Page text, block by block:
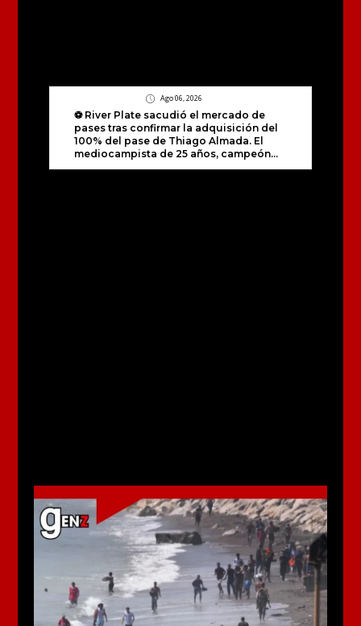
Ago 06, 2026
⚽️ River Plate sacudió el mercado de
pases tras confirmar la adquisición del
100% del pase de Thiago Almada. El
mediocampista de 25 años, campeón...